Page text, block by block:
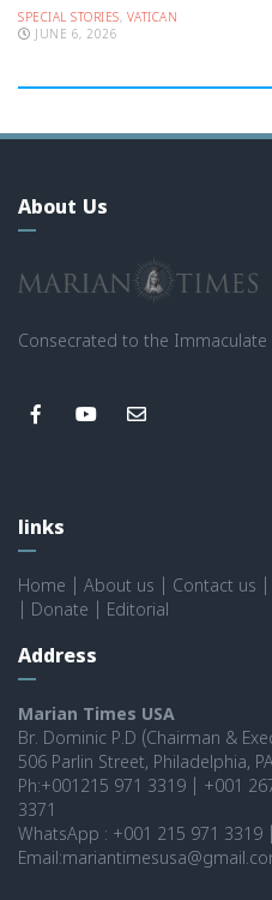
SPECIAL STORIES, VATICAN
JUNE 6, 2026
About Us
Consecrated to the Immaculate
links
Home About us Contact us
Donate Editorial
Address
Marian Times USA
Br. Dominic P.D (Chairman &
506 Parlin Street, Philadelphia,
Ph:+001215 971 3319 | +001
3371
WhatsApp : +001 215 971 3319 |